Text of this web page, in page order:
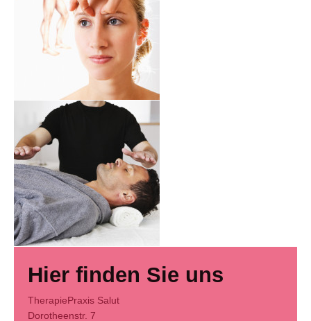
Hier finden Sie uns
TherapiePraxis Salut
Dorotheenstr. 7